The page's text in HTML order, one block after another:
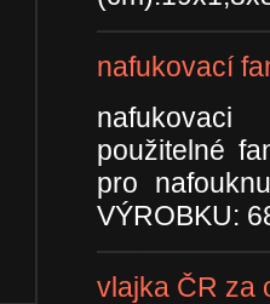
nafukovací
nafukovaci
použitelné
pro
VÝROBKU:
vlajka ČR za